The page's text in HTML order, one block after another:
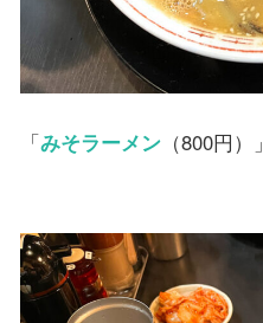
「みそラーメン（800円）」